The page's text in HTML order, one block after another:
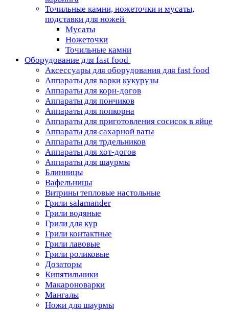
Точильные камни, ножеточки и мусаты,
подставки для ножей
Мусаты
Ножеточки
Точильные камни
Оборудование для fast food
Аксессуары для оборудования для fast food
Аппараты для варки кукурузы
Аппараты для корн-догов
Аппараты для пончиков
Аппараты для попкорна
Аппараты для приготовления сосисок в яйце
Аппараты для сахарной ваты
Аппараты для трдельников
Аппараты для хот-догов
Аппараты для шаурмы
Блинницы
Вафельницы
Витрины тепловые настольные
Грили salamander
Грили водяные
Грили для кур
Грили контактные
Грили лавовые
Грили роликовые
Дозаторы
Кипятильники
Макароноварки
Мангалы
Ножи для шаурмы